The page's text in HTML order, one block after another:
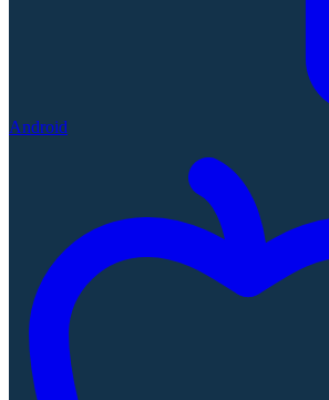
Android